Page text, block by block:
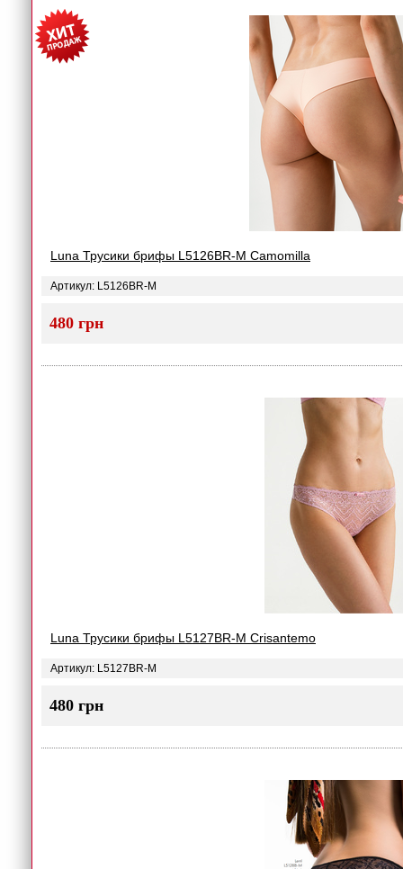
Luna Трусики брифы L5126BR-M Camomilla
Артикул: L5126BR-M
480 грн
Luna Трусики брифы L5127BR-M Crisantemo
Артикул: L5127BR-M
480 грн